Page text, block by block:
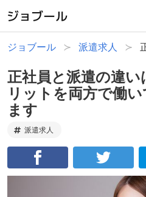
ジョブール 派遣求人
正社員と派遣の違
リットを両方で働
ます
派遣求人